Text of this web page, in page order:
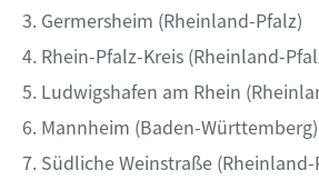
Germersheim (Rheinland-Pfalz)
Rhein-Pfalz-Kreis (Rheinland-
Ludwigshafen am Rhein
Mannheim (Baden-Württemberg)
Südliche Weinstraße (Rheinland-